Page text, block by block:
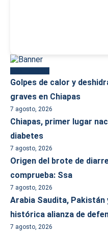
Golpes de calor y
graves en Chiapas
7 agosto, 2026
Chiapas, primer lugar
diabetes
7 agosto, 2026
Origen del brote de
comprueba: Ssa
7 agosto, 2026
Arabia Saudita,
histórica alianza de
7 agosto, 2026